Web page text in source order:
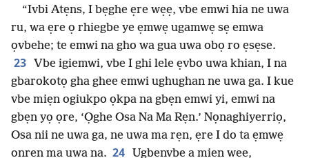
“Ivbi Atẹns, I bẹghe ẹre wẹẹ, vbe emwi hia ne uwa
ru, wa ẹre ọ rhiegbe ye ẹmwẹ ugamwẹ sẹ emwa
ọvbehe; te emwi na gho wa gua uwa obọ ro ẹsẹse.
23
Vbe igiemwi, vbe I ghi lele ẹvbo uwa khian, I na
gbarokotọ gha ghee emwi ughughan ne uwa ga. I kue
vbe miẹn ogiukpo ọkpa na gbẹn emwi yi, emwi na
gbẹn yọ ọre, ‘Ọghe Osa Na Ma Rẹn.’ Nọnaghiyerriọ,
Osa nii ne uwa ga, ne uwa ma rẹn, ẹre I do ta ẹmwẹ
ọnrẹn ma uwa na. 24 Ugbẹnvbe a miẹn wẹẹ,